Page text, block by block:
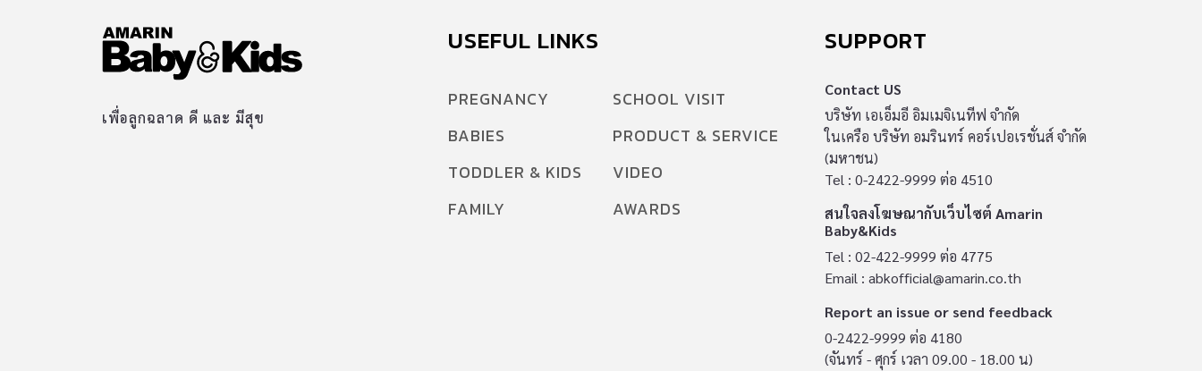
เพื่อลูกฉลาด ดี และ มีสุข
USEFUL LINKS
PREGNANCY
BABIES
TODDLER & KIDS
FAMILY
SCHOOL VISIT
PRODUCT & SERVICE
VIDEO
AWARDS
SUPPORT
Contact US
บริษัท เอเอ็มอี อิมเมจิเนทีฟ จำกัด
ในเครือ บริษัท อมรินทร์ คอร์เปอเรชั่นส์ จำกัด
(มหาชน)
Tel : 0-2422-9999 ต่อ 4510
สนใจลงโฆษณากับเว็บไซต์ Amarin
Baby&Kids
Tel : 02-422-9999 ต่อ 4775
Email : abkofficial@amarin.co.th
Report an issue or send feedback
0-2422-9999 ต่อ 4180
(จันทร์ - ศุกร์ เวลา 09.00 - 18.00 น)